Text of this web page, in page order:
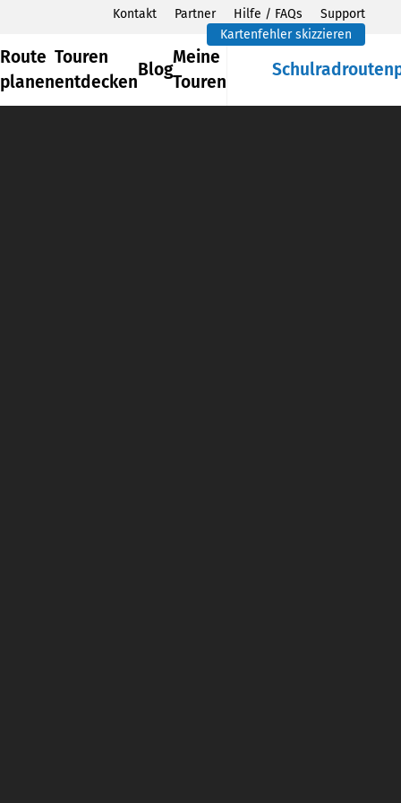
Kontakt Partner Hilfe / FAQs
Support
Kartenfehler skizzieren
Route
planen
Touren
entdecken
Blog
Meine
Touren